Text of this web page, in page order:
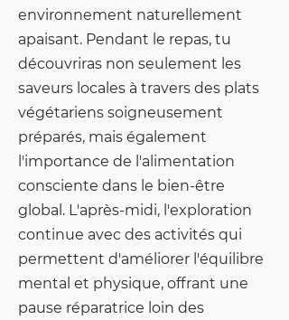
environnement naturellement
apaisant. Pendant le repas, tu
découvriras non seulement les
saveurs locales à travers des plats
végétariens soigneusement
préparés, mais également
l'importance de l'alimentation
consciente dans le bien-être
global. L'après-midi, l'exploration
continue avec des activités qui
permettent d'améliorer l'équilibre
mental et physique, offrant une
pause réparatrice loin des